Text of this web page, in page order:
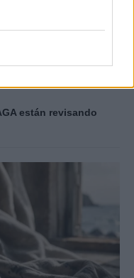
Trump está
de los
están revisando